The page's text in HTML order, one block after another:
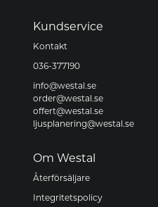
Kundservice
Kontakt
036-377190
info@westal.se
order@westal.se
offert@westal.se
ljusplanering@westal.se
Om Westal
Återförsäljare
Integritetspolicy